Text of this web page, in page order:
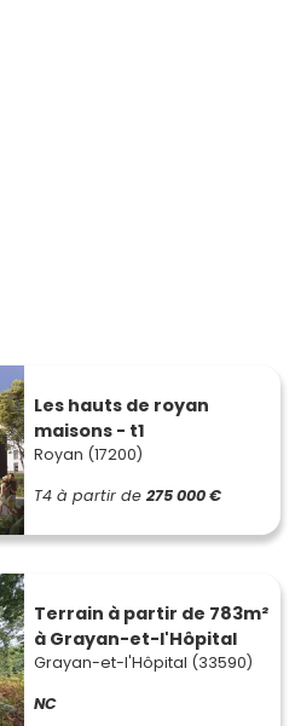
Les hauts de royan
maisons - t1
Royan (17200)
T4 à partir de 275 000 €
Terrain à partir de 783m²
à Grayan-et-l'Hôpital
Grayan-et-l'Hôpital (33590)
NC